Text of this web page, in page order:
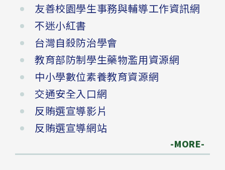
友善校園學生事務與輔導工作資訊網
不迷小紅書
台灣自殺防治學會
教育部防制學生藥物濫用資源網
中小學數位素養教育資源網
交通安全入口網
反賄選宣導影片
反賄選宣導網站
-MORE-